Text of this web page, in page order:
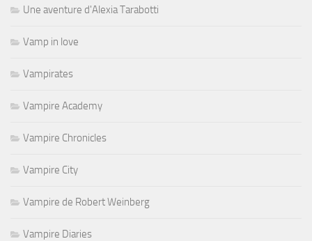
Une aventure d'Alexia Tarabotti
Vamp in love
Vampirates
Vampire Academy
Vampire Chronicles
Vampire City
Vampire de Robert Weinberg
Vampire Diaries